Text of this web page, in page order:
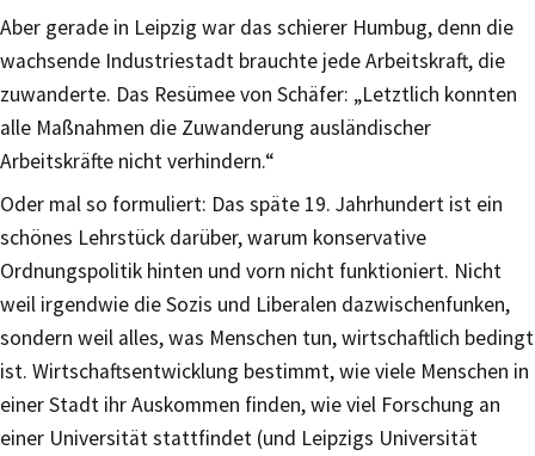
Aber gerade in Leipzig war das schierer Humbug, denn die
wachsende Industriestadt brauchte jede Arbeitskraft, die
zuwanderte. Das Resümee von Schäfer: „Letztlich konnten
alle Maßnahmen die Zuwanderung ausländischer
Arbeitskräfte nicht verhindern.“
Oder mal so formuliert: Das späte 19. Jahrhundert ist ein
schönes Lehrstück darüber, warum konservative
Ordnungspolitik hinten und vorn nicht funktioniert. Nicht
weil irgendwie die Sozis und Liberalen dazwischenfunken,
sondern weil alles, was Menschen tun, wirtschaftlich bedingt
ist. Wirtschaftsentwicklung bestimmt, wie viele Menschen in
einer Stadt ihr Auskommen finden, wie viel Forschung an
einer Universität stattfindet (und Leipzigs Universität